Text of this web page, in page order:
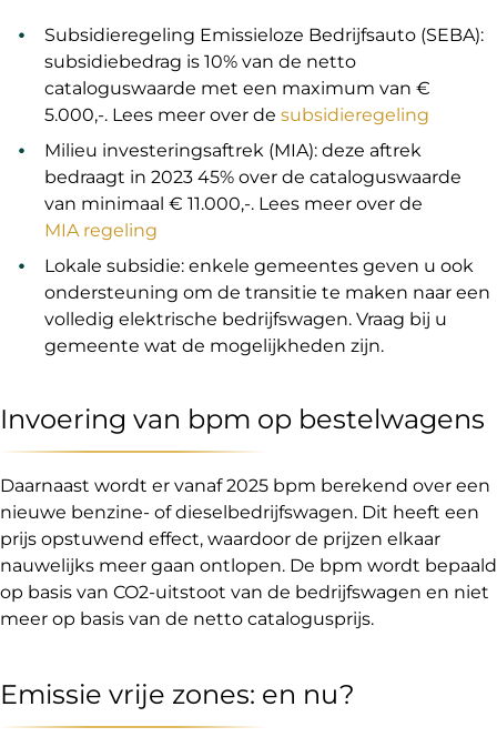
Subsidieregeling Emissieloze Bedrijfsauto (SEBA):
subsidiebedrag is 10% van de netto
cataloguswaarde met een maximum van €
5.000,-. Lees meer over de subsidieregeling
Milieu investeringsaftrek (MIA): deze aftrek
bedraagt in 2023 45% over de cataloguswaarde
van minimaal € 11.000,-. Lees meer over de
MIA regeling
Lokale subsidie: enkele gemeentes geven u ook
ondersteuning om de transitie te maken naar een
volledig elektrische bedrijfswagen. Vraag bij u
gemeente wat de mogelijkheden zijn.
Invoering van bpm op bestelwagens
Daarnaast wordt er vanaf 2025 bpm berekend over een
nieuwe benzine- of dieselbedrijfswagen. Dit heeft een
prijs opstuwend effect, waardoor de prijzen elkaar
nauwelijks meer gaan ontlopen. De bpm wordt bepaald
op basis van CO2-uitstoot van de bedrijfswagen en niet
meer op basis van de netto catalogusprijs.
Emissie vrije zones: en nu?